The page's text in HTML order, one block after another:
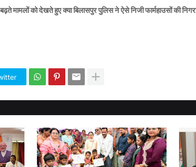
मामलों को देखते हुए क्या बिलासपुर पुलिस ने ऐसे निजी फार्महाउसों की